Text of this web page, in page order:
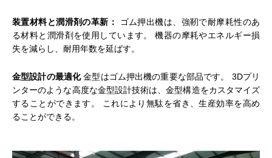
装置材料と潤滑剤の革新： ゴム押出機は、強靭で耐摩耗性のあ
る材料と潤滑剤を使用しています。 機器の摩耗やエネルギー損
失を減らし、耐用年数を延ばす。
金型設計の最適化金型はゴム押出機の重要な部品です。 3Dプリ
ンターのような高度な金型設計技術は、金型構造をカスタマイズ
することができます。 これにより無駄を省き、生産効率を高め
ることができる。